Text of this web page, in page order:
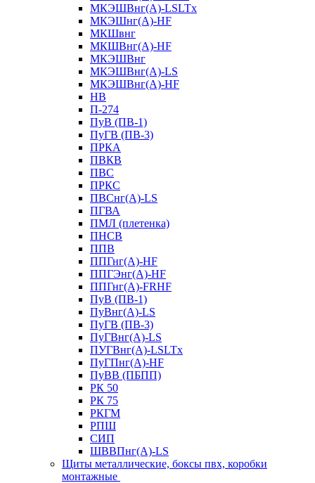
МКЭШВнг(A)-LSLTx
МКЭШнг(А)-HF
МКШвнг
МКШВнг(А)-HF
МКЭШВнг
МКЭШВнг(А)-LS
МКЭШВнг(А)-HF
НВ
П-274
ПуВ (ПВ-1)
ПуГВ (ПВ-3)
ПРКА
ПВКВ
ПВС
ПРКС
ПВСнг(А)-LS
ПГВА
ПМЛ (плетенка)
ПНСВ
ППВ
ППГнг(А)-HF
ППГЭнг(А)-HF
ППГнг(А)-FRHF
ПуВ (ПВ-1)
ПуВнг(А)-LS
ПуГВ (ПВ-3)
ПуГВнг(А)-LS
ПУГВнг(А)-LSLTx
ПуГПнг(А)-HF
ПуВВ (ПБПП)
РК 50
РК 75
РКГМ
РПШ
СИП
ШВВПнг(А)-LS
Щиты металлические, боксы пвх, коробки
монтажные